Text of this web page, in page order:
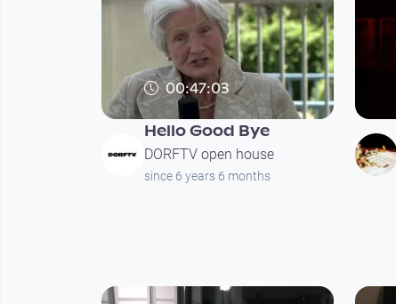
00:47:03
Hello Good Bye
DORFTV open house
since 6 years 6 months